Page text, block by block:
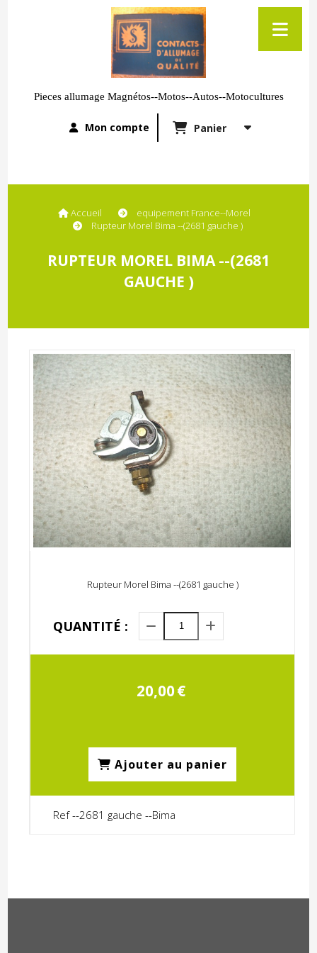
Pieces allumage Magnétos--Motos--Autos--Motocultures
Mon compte Panier
Accueil
equipement France--Morel
Rupteur Morel Bima --(2681 gauche )
RUPTEUR MOREL BIMA --(2681
GAUCHE )
Rupteur Morel Bima --(2681 gauche )
20,00€
QUANTITÉ :
Ajouter au panier
Ref --2681 gauche --Bima